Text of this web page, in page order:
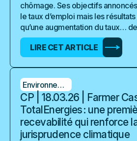
chômage. Ses objectifs
le taux d’emploi mais les
qu’une augmentation du taux…
LIRE CET ARTICLE
Environnement
CP | 18.03.26 | Farmer
TotalEnergies : une
recevabilité qui renforce
jurisprudence climatique